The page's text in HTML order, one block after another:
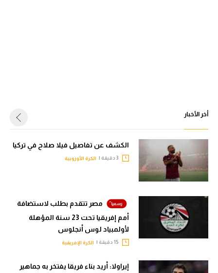
أخر الأخبار
الكشف عن تفاصيل فيلا صلاح في تركيا
الكرة الأوروبية
مصر تتقدم بطلب لاستضافة
أمم إفريقيا تحت 23 سنة المؤهلة
لأولمبياد لوس أنجلوس
الكرة الإفريقية
إيراولا: أريد بناء فريقا يفتخر به جماهير